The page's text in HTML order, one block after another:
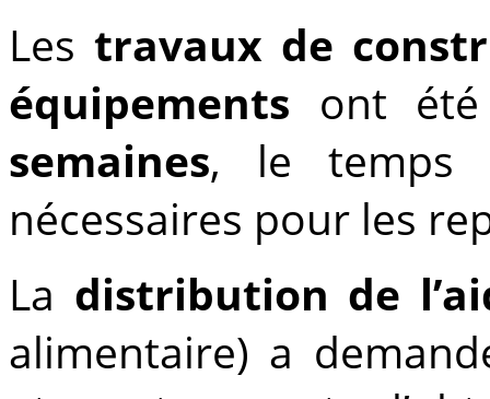
Les travaux de
équipements ont
semaines, le temps
nécessaires pour les
La distribution de
alimentaire) a